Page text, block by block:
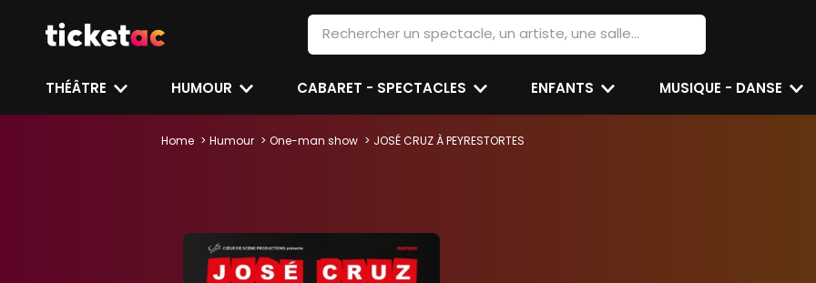
THÉÂTRE HUMOUR CABARET - SPECTACLES ENFANTS MUSIQUE - DANSE
Home Humour One-man show JOSÉ CRUZ À PEYRESTORTES